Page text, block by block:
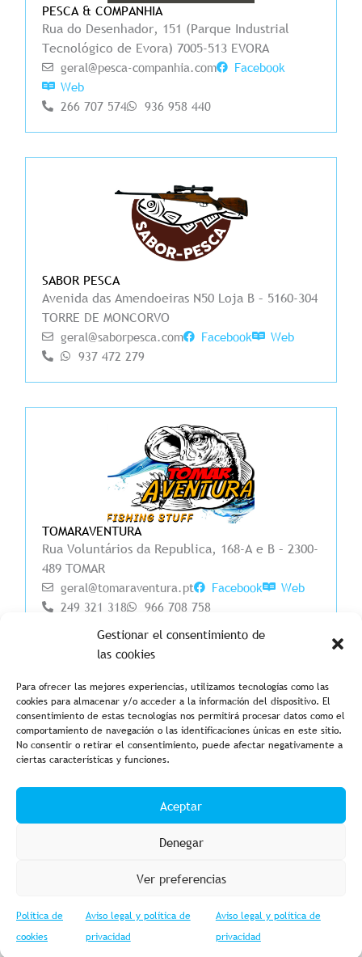
Gestionar el consentimiento de
las cookies
Para ofrecer las mejores experiencias, utilizamos tecnologías como las
cookies para almacenar y/o acceder a la información del dispositivo. El
consentimiento de estas tecnologías nos permitirá procesar datos como el
comportamiento de navegación o las identificaciones únicas en este sitio.
No consentir o retirar el consentimiento, puede afectar negativamente a
ciertas características y funciones.
Aceptar
Denegar
Ver preferencias
Política de
cookies
Aviso legal y política de
privacidad
Aviso legal y política de
privacidad
PESCA & COMPANHIA
Rua do Desenhador, 151 (Parque Industrial
Tecnológico de Evora) 7005-513 EVORA
geral@pesca-companhia.com
Facebook
Web
266 707 574
936 958 440
SABOR PESCA
Avenida das Amendoeiras N50 Loja B – 5160-304
TORRE DE MONCORVO
geral@saborpesca.com Facebook
Web
937 472 279
TOMARAVENTURA
Rua Voluntários da Republica, 168-A e B – 2300-
489 TOMAR
geral@tomaraventura.pt Facebook
Web
249 321 318
966 708 758
Aviso legal y política de privacidad Política de cookies
Condiciones de compra Accesibilidad